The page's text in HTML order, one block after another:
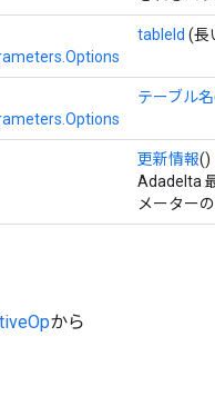
tableId (長
テーブル名
更新情報()
Adadelta
メーター
から